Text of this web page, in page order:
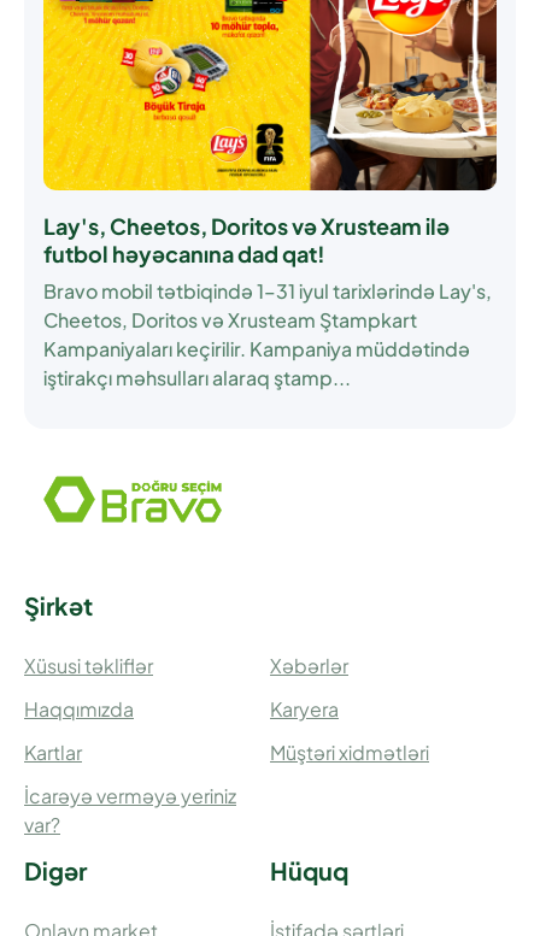
Lay's, Cheetos, Doritos və Xrusteam ilə
futbol həyəcanına dad qat!
Bravo mobil tətbiqində1–31 iyultarixlərində Lay's,
Cheetos, Doritos və Xrusteam Ştampkart
Kampaniyaları keçirilir. Kampaniya müddətində
iştirakçı məhsulları alaraq ştamp...
Şirkət
Xüsusi təkliflər
Haqqımızda
Kartlar
İcarəyə verməyə yeriniz
var?
Xəbərlər
Karyera
Müştəri xidmətləri
Digər
Onlayn market
Hüquq
İstifadə şərtləri